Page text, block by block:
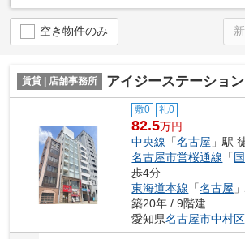
空き物件のみ
賃貸 | 店舗事務所 アイジーステーション【 サロン
敷0 礼0
82.5万円
中央線 「名古屋 」駅
名古屋市営桜通線 「
歩4分
東海道本線 「名古屋
築20年 / 9階建
愛知県名古屋市中村区